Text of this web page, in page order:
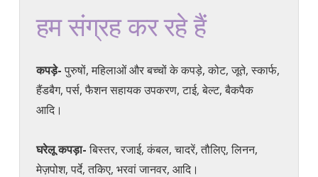
हम संग्रह कर रहे हैं
कपड़े-पुरुषों, महिलाओं और बच्चों के कपड़े, कोट, जूते, स्कार्फ,
हैंडबैग, पर्स, फैशन सहायक उपकरण, टाई, बेल्ट, बैकपैक
आदि।
घरेलू कपड़ा-बिस्तर, रजाई, कंबल, चादरें, तौलिए, लिनन,
मेज़पोश, पर्दे, तकिए, भरवां जानवर, आदि।